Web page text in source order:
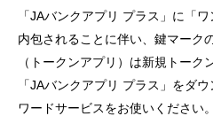
JAネットバンクトップ
メリット
「JAバンクアプリ プラス」に「
内包されることに伴い、鍵マーク
（トークンアプリ）は新規トーク
「JAバンクアプリ プラス」をダ
ワードサービスをお使いください。